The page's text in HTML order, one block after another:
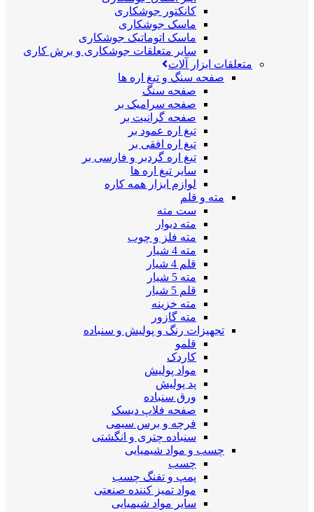
کانکتور جوشکاری
ماسک جوشکاری
ماسک اتوماتیک جوشکاری
سایر متعلقات جوشکاری و برش کاری
متعلقات ابزار آلات
صفحه سنگ و تیغ اره ها
صفحه سنگ
صفحه سرامیک بر
صفحه گرانیت بر
تیغ اره عمود بر
تیغ اره افقی بر
تیغ اره گردبر و فارسی بر
سایر تیغ اره ها
لوازم ابزار همه کاره
مته و قلم
ست مته
مته دیوار
مته فلز و چوب
مته 4 شیار
قلم 4 شیار
مته 5 شیار
قلم 5 شیار
مته خزینه
مته گازور
تجهیزات رنگ و پولیش و سنباده
قلمو
کاردک
مواد پولیش
پد پولیش
ورق سنباده
صفحه فلاپ دیسک
فرچه و برس سیمی
سنباده چتری و انگشتی
چسب و مواد شیمیایی
چسب
پمپ و تفنگ چسب
مواد تمیز کننده صنعتی
سایر مواد شیمیایی